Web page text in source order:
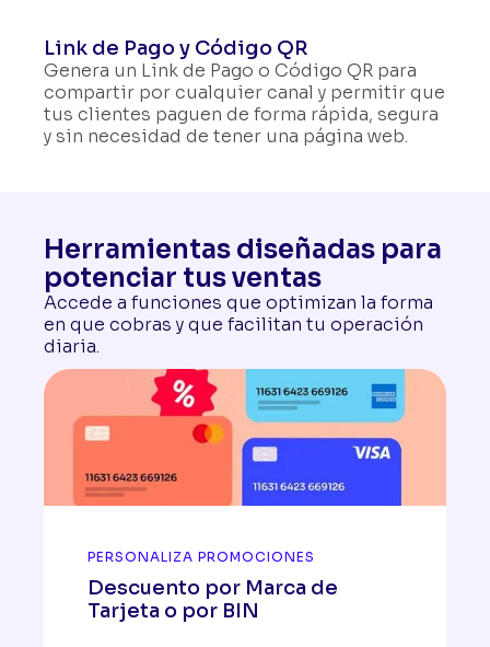
Link de Pago y Código QR
Genera un Link de Pago o Código QR para
compartir por cualquier canal y permitir que
tus clientes paguen de forma rápida, segura
y sin necesidad de tener una página web.
Herramientas diseñadas para
potenciar tus ventas
Accede a funciones que optimizan la forma
en que cobras y que facilitan tu operación
diaria.
PERSONALIZA PROMOCIONES
Descuento por Marca de
Tarjeta o por BIN